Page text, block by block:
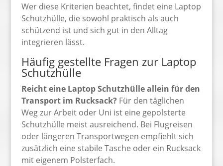
Wer diese Kriterien beachtet, findet eine Laptop
Schutzhülle, die sowohl praktisch als auch
schützend ist und sich gut in den Alltag
integrieren lässt.
Häufig gestellte Fragen zur Laptop
Schutzhülle
Reicht eine Laptop Schutzhülle allein für den
Transport im Rucksack?Für den täglichen
Weg zur Arbeit oder Uni ist eine gepolsterte
Schutzhülle meist ausreichend. Bei Flugreisen
oder längeren Transportwegen empfiehlt sich
zusätzlich eine stabile Tasche oder ein Rucksack
mit eigenem Polsterfach.